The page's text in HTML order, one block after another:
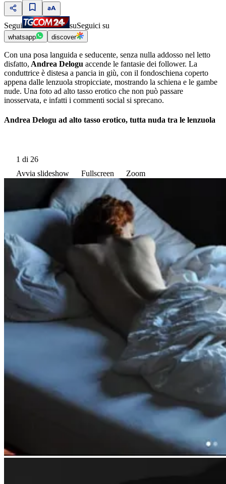
Segui suSeguici su
whatsapp discover
Con una posa languida e seducente, senza nulla addosso nel letto
disfatto, Andrea Delogu accende le fantasie dei follower. La
conduttrice è distesa a pancia in giù, con il fondoschiena coperto
appena dalle lenzuola stropicciate, mostrando la schiena e le gambe
nude. Una foto ad alto tasso erotico che non può passare
inosservata, e infatti i commenti social si sprecano.
Andrea Delogu ad alto tasso erotico, tutta nuda tra le lenzuola
1 di 26
Avvia slideshow
Fullscreen Zoom